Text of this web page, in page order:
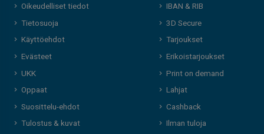
Oikeudelliset tiedot
Tietosuoja
Käyttöehdot
Evästeet
UKK
Oppaat
Suosittelu-ehdot
Tulostus & kuvat
IBAN & RIB
3D Secure
Tarjoukset
Erikoistarjoukset
Print on demand
Lahjat
Cashback
Ilman tuloja